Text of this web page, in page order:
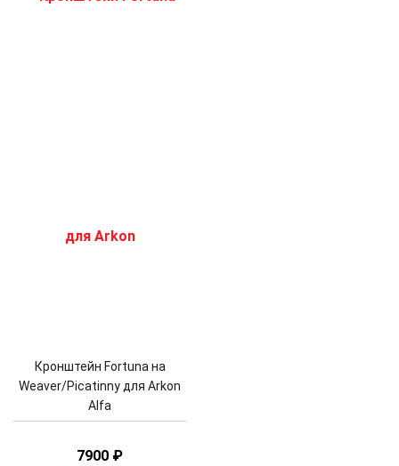
Кронштейн Fortuna на
Weaver/Piсatinny для Arkon
Alfa
7900 ₽